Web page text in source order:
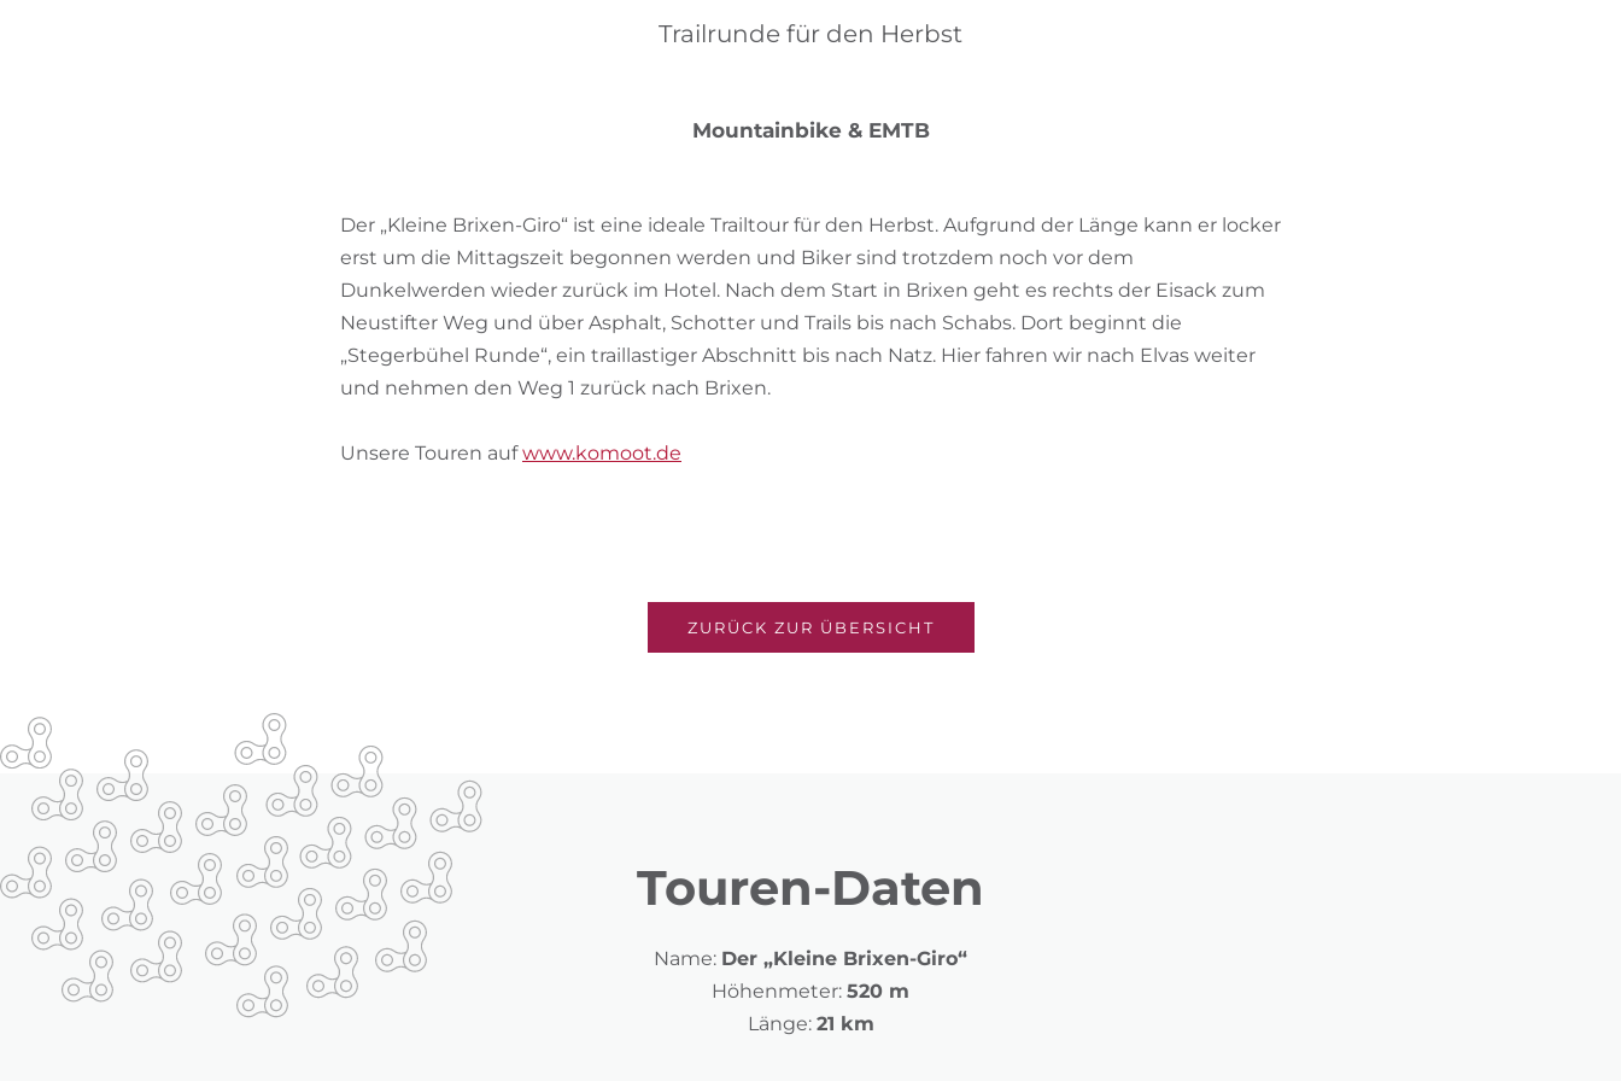
Trailrunde für den Herbst
Mountainbike & EMTB
Der „Kleine Brixen-Giro“ ist eine ideale Trailtour für den Herbst. Aufgrund der Länge kann er locker
erst um die Mittagszeit begonnen werden und Biker sind trotzdem noch vor dem
Dunkelwerden wieder zurück im Hotel. Nach dem Start in Brixen geht es rechts der Eisack zum
Neustifter Weg und über Asphalt, Schotter und Trails bis nach Schabs. Dort beginnt die
„Stegerbühel Runde“, ein traillastiger Abschnitt bis nach Natz. Hier fahren wir nach Elvas weiter
und nehmen den Weg 1 zurück nach Brixen.
Unsere Touren aufwww.komoot.de
ZURÜCK ZUR ÜBERSICHT
Touren-Daten
Name: Der „Kleine Brixen-Giro“
Höhenmeter: 520 m
Länge: 21 km